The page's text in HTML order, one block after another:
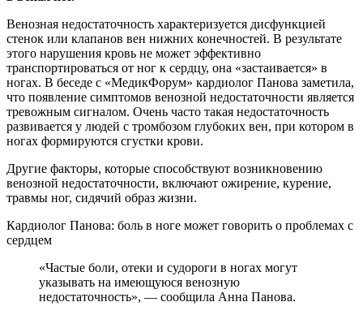
Венозная недостаточность характеризуется дисфункцией
стенок или клапанов вен нижних конечностей. В результате
этого нарушения кровь не может эффективно
транспортироваться от ног к сердцу, она «застаивается» в
ногах. В беседе с «МедикФорум» кардиолог Панова заметила,
что появление симптомов венозной недостаточности является
тревожным сигналом. Очень часто такая недостаточность
развивается у людей с тромбозом глубоких вен, при котором в
ногах формируются сгустки крови.
Другие факторы, которые способствуют возникновению
венозной недостаточности, включают ожирение, курение,
травмы ног, сидячий образ жизни.
Кардиолог Панова: боль в ноге может говорить о проблемах с
сердцем
«Частые боли, отеки и судороги в ногах могут
указывать на имеющуюся венозную
недостаточность», — сообщила Анна Панова.